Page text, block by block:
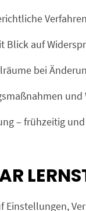
Blick auf
bei
und
– frühzeitig